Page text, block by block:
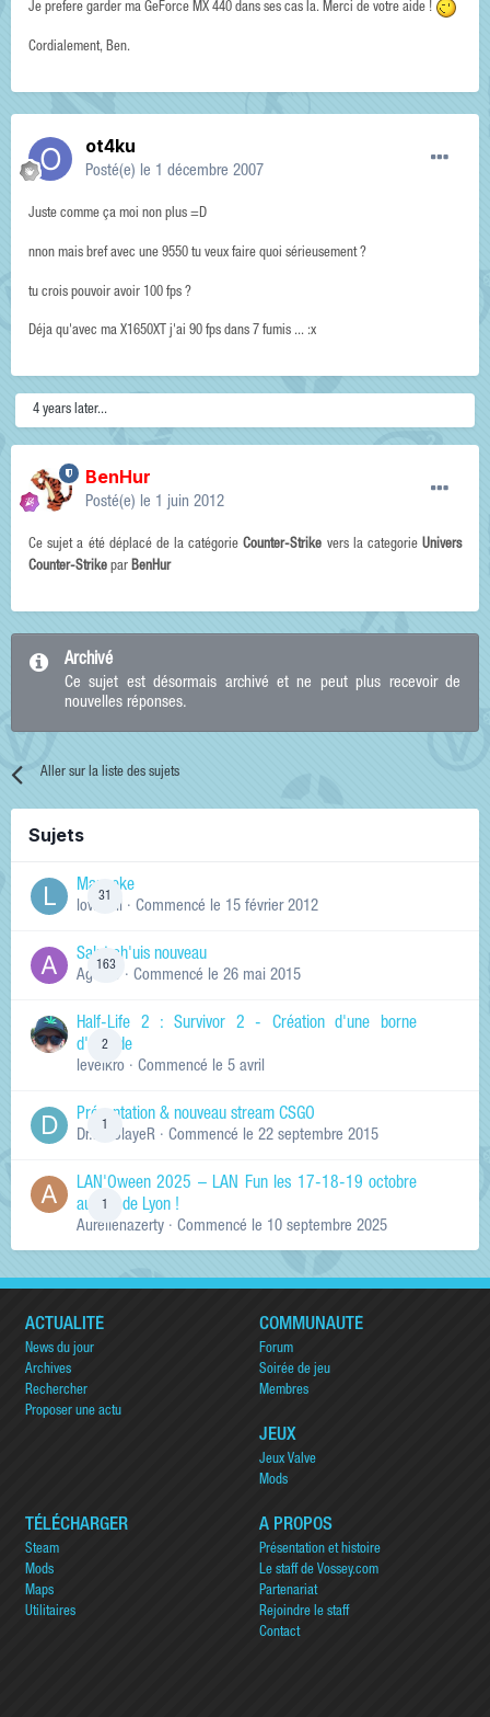
Je prefere garder ma GeForce MX 440 dans ses cas la. Merci de votre aide !
Cordialement, Ben.
ot4ku
Posté(e) le 1 décembre 2007
Juste comme ça moi non plus =D
nnon mais bref avec une 9550 tu veux faire quoi sérieusement ?
tu crois pouvoir avoir 100 fps ?
Déja qu'avec ma X1650XT j'ai 90 fps dans 7 fumis ... :x
4 years later...
BenHur
Posté(e) le 1 juin 2012
Ce sujet a été déplacé de la catégorieCounter-Strike vers la categorieUnivers
Counter-Strike par BenHur
Archivé
Ce sujet est désormais archivé et ne peut plus recevoir de
nouvelles réponses.
Aller sur la liste des sujets
Sujets
31
Manneke
lowskill · Commencé le 15 février 2012
163
Salut ch'uis nouveau
Ag0Nie · Commencé le 26 mai 2015
2
Half-Life 2 : Survivor 2 - Création d'une borne
d'arcade
levelkro · Commencé le 5 avril
Présentation & nouveau stream CSGO
Dr.KinSlayeR · Commencé le 22 septembre 2015
LAN'Oween 2025 – LAN Fun les 17-18-19 octobre
au sud de Lyon !
Aurelienazerty · Commencé le 10 septembre 2025
ACTUALITÉ
News du jour
Archives
Rechercher
Proposer une actu
COMMUNAUTÉ
Forum
Soirée de jeu
Membres
JEUX
Jeux Valve
Mods
TÉLÉCHARGER
Steam
Mods
Maps
Utilitaires
A PROPOS
Présentation et histoire
Le staff de Vossey.com
Partenariat
Rejoindre le staff
Contact